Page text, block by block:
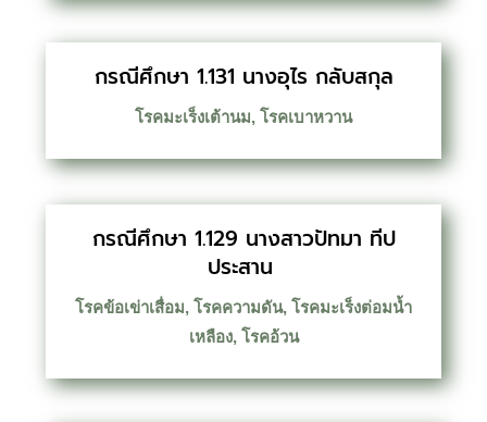
กรณีศึกษา 1.131 นางอุไร กลับสกุล
โรคมะเร็งเต้านม, โรคเบาหวาน
กรณีศึกษา 1.129 นางสาวปัทมา ทีป
ประสาน
โรคข้อเข่าเสื่อม, โรคความดัน, โรคมะเร็งต่อมน้ำ
เหลือง, โรคอ้วน